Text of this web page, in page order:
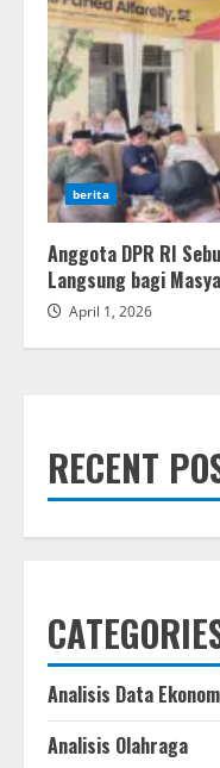
berita
Anggota DPR RI
Langsung bagi
April 1, 2026
RECENT
Analisis Data
Analisis Olahraga